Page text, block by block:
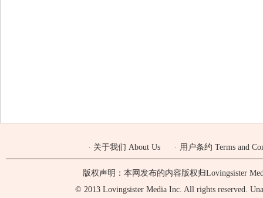
· 关于我们 About Us · 用户条约 Terms and
版权声明：本网发布的内容版权归Lovingsister
© 2013 Lovingsister Media Inc. All rights reserved.